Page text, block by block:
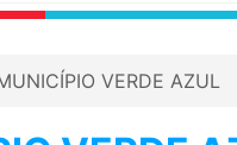
VERDE AZUL